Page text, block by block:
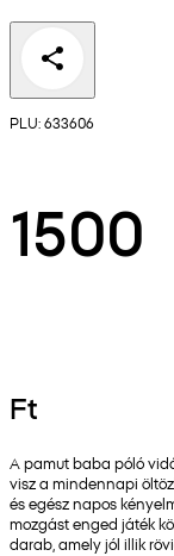
PLU: 633606
1500
Ft
A pamut baba póló
visz a mindennapi
és egész napos
mozgást enged játék
darab, amely jól illik